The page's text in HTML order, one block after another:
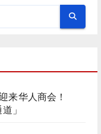
来华人商会！
」